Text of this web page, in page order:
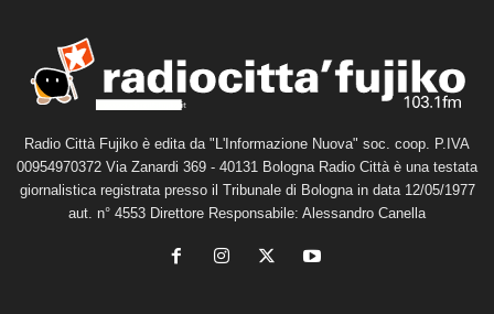
Radio Città Fujiko è edita da "L'Informazione Nuova" soc. coop. P.IVA
00954970372 Via Zanardi 369 - 40131 Bologna Radio Città è una testata
giornalistica registrata presso il Tribunale di Bologna in data 12/05/1977
aut. n° 4553 Direttore Responsabile: Alessandro Canella